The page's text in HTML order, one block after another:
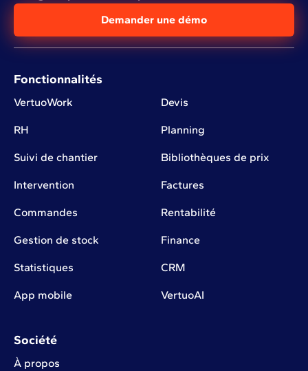
Demander une démo
Fonctionnalités
VertuoWork Devis
RH Planning
Suivi de chantier Bibliothèques de prix
Intervention Factures
Commandes Rentabilité
Gestion de stock Finance
Statistiques CRM
App mobile VertuoAI
Société
À propos